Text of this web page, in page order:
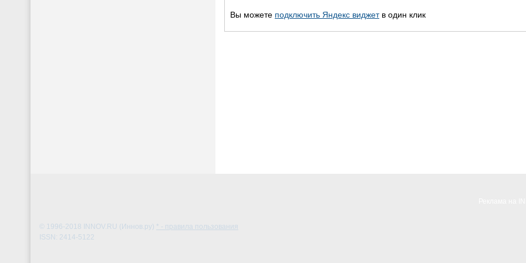
Вы можете подключить Яндекс виджетв один клик
© 1996-2018 INNOV.RU (Иннов.ру) * - правила пользования
ISSN: 2414-5122